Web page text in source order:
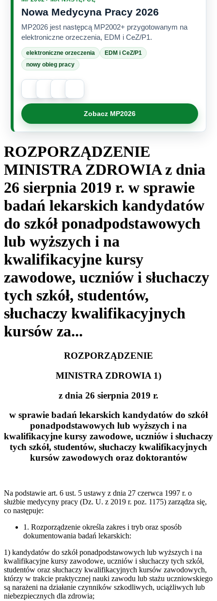
Nowa Medycyna Pracy 2026
MP2026 jest następcą MP2002+ przygotowanym na
elektroniczne orzeczenia, EDM i CeZ/P1.
elektroniczne orzeczenia
EDM i CeZ/P1
nowy obieg pracy
Zobacz MP2026
ROZPORZĄDZENIE
MINISTRA ZDROWIA z dnia
26 sierpnia 2019 r. w sprawie
badań lekarskich kandydatów
do szkół ponadpodstawowych
lub wyższych i na
kwalifikacyjne kursy
zawodowe, uczniów i słuchaczy
tych szkół, studentów,
słuchaczy kwalifikacyjnych
kursów za...
ROZPORZĄDZENIE
MINISTRA ZDROWIA 1)
z dnia 26 sierpnia 2019 r.
w sprawie badań lekarskich kandydatów do szkół
ponadpodstawowych lub wyższych i na
kwalifikacyjne kursy zawodowe, uczniów i słuchaczy
tych szkół, studentów, słuchaczy kwalifikacyjnych
kursów zawodowych oraz doktorantów
Na podstawie art. 6 ust. 5 ustawy z dnia 27 czerwca 1997 r. o
służbie medycyny pracy (Dz. U. z 2019 r. poz. 1175) zarządza się,
co następuje:
1. Rozporządzenie określa zakres i tryb oraz sposób
dokumentowania badań lekarskich:
1) kandydatów do szkół ponadpodstawowych lub wyższych i na
kwalifikacyjne kursy zawodowe, uczniów i słuchaczy tych szkół,
studentów oraz słuchaczy kwalifikacyjnych kursów zawodowych,
którzy w trakcie praktycznej nauki zawodu lub stażu uczniowskiego
są narażeni na działanie czynników szkodliwych, uciążliwych lub
niebezpiecznych dla zdrowia;